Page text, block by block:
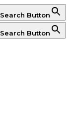
Search Button
Search Button